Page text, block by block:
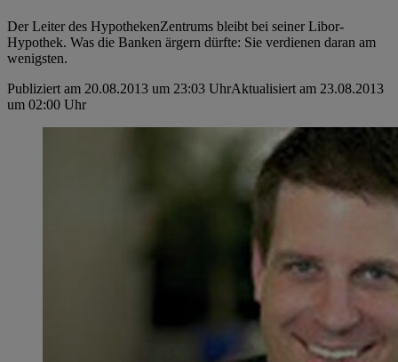
Der Leiter des HypothekenZentrums bleibt bei ­seiner ­Libor-
Hypothek. Was die Banken ärgern ­dürfte: Sie verdienen daran am
wenigsten.
Publiziert am 20.08.2013 um 23:03 UhrAktualisiert am 23.08.2013
um 02:00 Uhr